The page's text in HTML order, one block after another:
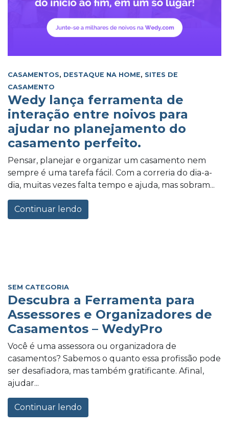
CASAMENTOS, DESTAQUE NA HOME, SITES DE
CASAMENTO
Wedy lança ferramenta de
interação entre noivos para
ajudar no planejamento do
casamento perfeito.
Pensar, planejar e organizar um casamento nem
sempre é uma tarefa fácil. Com a correria do dia-a-
dia, muitas vezes falta tempo e ajuda, mas sobram...
Continuar lendo
SEM CATEGORIA
Descubra a Ferramenta para
Assessores e Organizadores de
Casamentos – WedyPro
Você é uma assessora ou organizadora de
casamentos? Sabemos o quanto essa profissão pode
ser desafiadora, mas também gratificante. Afinal,
ajudar...
Continuar lendo